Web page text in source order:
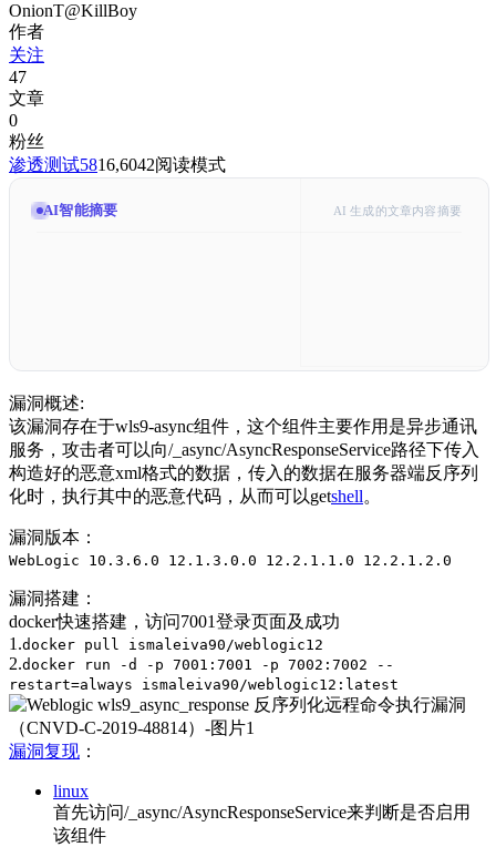
OnionT@KillBoy
作者
关注
47
文章
0
粉丝
渗透测试5816,6042阅读模式
AI智能摘要 AI 生成的文章内容摘要
漏洞概述:
该漏洞存在于wls9-async组件，这个组件主要作用是异步通讯
服务，攻击者可以向/_async/AsyncResponseService路径下传入
构造好的恶意xml格式的数据，传入的数据在服务器端反序列
化时，执行其中的恶意代码，从而可以getshell。
漏洞版本：
WebLogic 10.3.6.0 12.1.3.0.0 12.2.1.1.0 12.2.1.2.0
漏洞搭建：
docker快速搭建，访问7001登录页面及成功
1.docker pull ismaleiva90/weblogic12
2.docker run -d -p 7001:7001 -p 7002:7002 --
restart=always ismaleiva90/weblogic12:latest
漏洞复现 ：
linux
首先访问/_async/AsyncResponseService来判断是否启用
该组件